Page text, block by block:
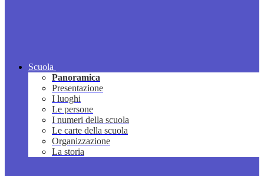
Scuola
Panoramica
Presentazione
I luoghi
Le persone
I numeri della scuola
Le carte della scuola
Organizzazione
La storia